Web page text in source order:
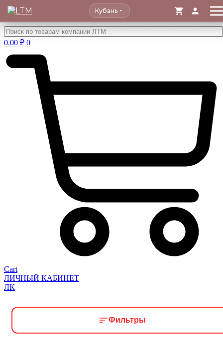
Перейти
к
содержимому
Кубань
0.00 ₽ 0
Cart
ЛИЧНЫЙ КАБИНЕТ
ЛК
Фильтры